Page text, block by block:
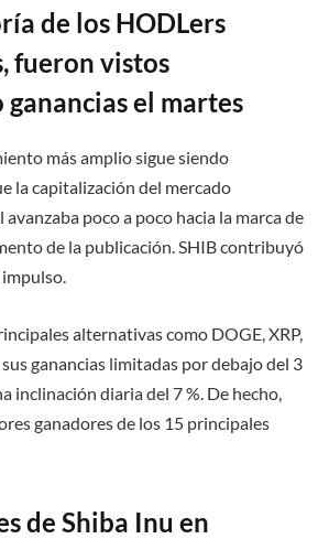
de los HODLers
fueron vistos
el martes
más amplio sigue siendo
la capitalización del mercado
poco a poco hacia la marca de
de la publicación. SHIB contribuyó
alternativas como DOGE, XRP,
ganancias limitadas por debajo del 3
inclinación diaria del 7 %. De hecho,
ganadores de los 15 principales
de Shiba Inu en